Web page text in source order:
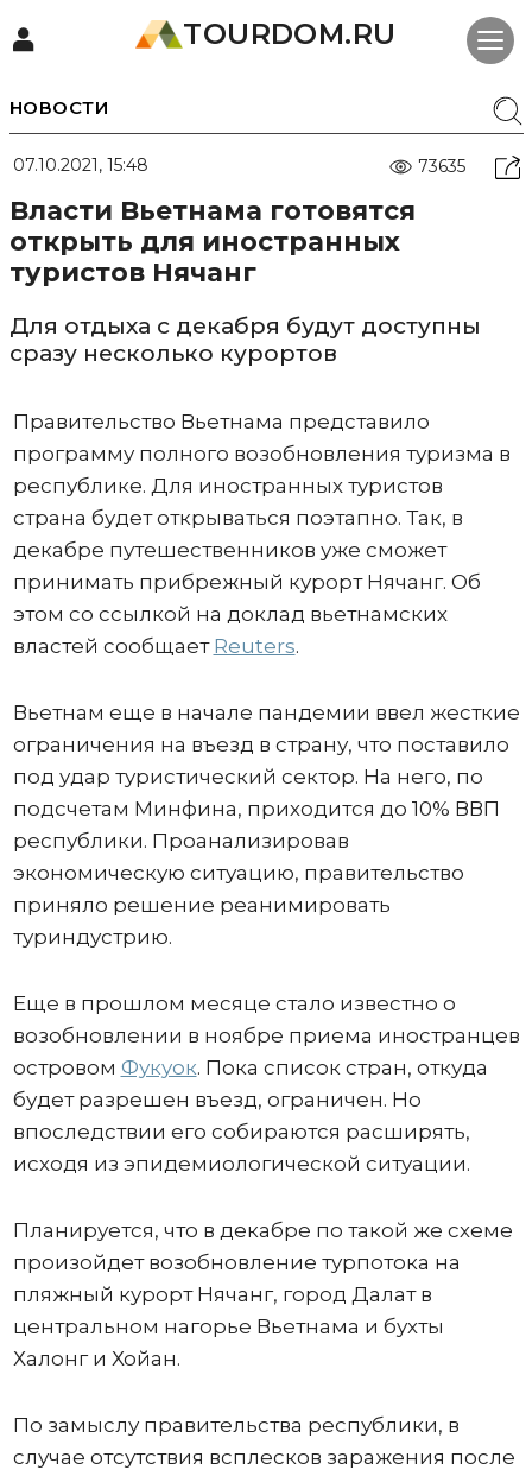
TOURDOM.RU
НОВОСТИ
07.10.2021, 15:48 73635
Власти Вьетнама готовятся
открыть для иностранных
туристов Нячанг
Для отдыха с декабря будут доступны
сразу несколько курортов
Правительство Вьетнама представило
программу полного возобновления туризма в
республике. Для иностранных туристов
страна будет открываться поэтапно. Так, в
декабре путешественников уже сможет
принимать прибрежный курорт Нячанг. Об
этом со ссылкой на доклад вьетнамских
властей сообщает Reuters.
Вьетнам еще в начале пандемии ввел жесткие
ограничения на въезд в страну, что поставило
под удар туристический сектор. На него, по
подсчетам Минфина, приходится до 10% ВВП
республики. Проанализировав
экономическую ситуацию, правительство
приняло решение реанимировать
туриндустрию.
Еще в прошлом месяце стало известно о
возобновлении в ноябре приема иностранцев
островом Фукуок. Пока список стран, откуда
будет разрешен въезд, ограничен. Но
впоследствии его собираются расширять,
исходя из эпидемиологической ситуации.
Планируется, что в декабре по такой же схеме
произойдет возобновление турпотока на
пляжный курорт Нячанг, город Далат в
центральном нагорье Вьетнама и бухты
Халонг и Хойан.
По замыслу правительства республики, в
случае отсутствия всплесков заражения после